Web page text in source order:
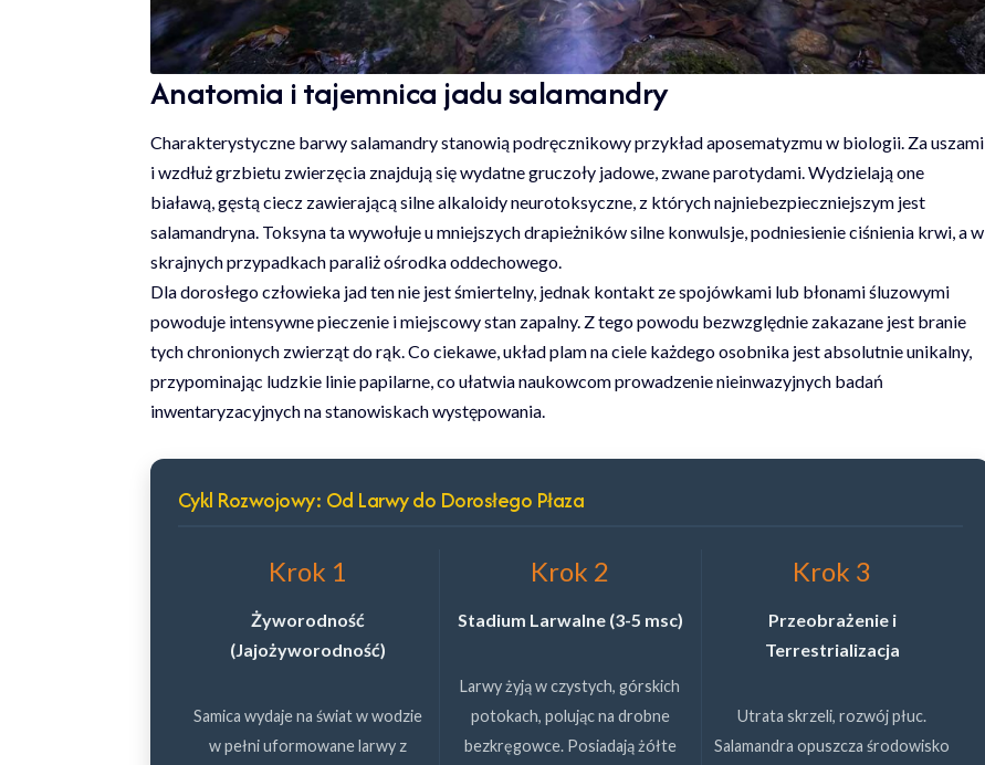
Anatomia i tajemnica jadu salamandry
Charakterystyczne barwy salamandry stanowią podręcznikowy przykład aposematyzmu w biologii. Za uszami
i wzdłuż grzbietu zwierzęcia znajdują się wydatne gruczoły jadowe, zwane parotydami. Wydzielają one
białawą, gęstą ciecz zawierającą silne alkaloidy neurotoksyczne, z których najniebezpieczniejszym jest
salamandryna. Toksyna ta wywołuje u mniejszych drapieżników silne konwulsje, podniesienie ciśnienia krwi, a w
skrajnych przypadkach paraliż ośrodka oddechowego.
Dla dorosłego człowieka jad ten nie jest śmiertelny, jednak kontakt ze spojówkami lub błonami śluzowymi
powoduje intensywne pieczenie i miejscowy stan zapalny. Z tego powodu bezwzględnie zakazane jest branie
tych chronionych zwierząt do rąk. Co ciekawe, układ plam na ciele każdego osobnika jest absolutnie unikalny,
przypominając ludzkie linie papilarne, co ułatwia naukowcom prowadzenie nieinwazyjnych badań
inwentaryzacyjnych na stanowiskach występowania.
Cykl Rozwojowy: Od Larwy do Dorosłego Płaza
Krok 1
Żyworodność
(Jajożyworodność)
Samica wydaje na świat w wodzie
w pełni uformowane larwy z
Krok 2
Stadium Larwalne (3-5 msc)
Larwy żyją w czystych, górskich
potokach, polując na drobne
bezkręgowce. Posiadają żółte
Krok 3
Przeobrażenie i
Terrestrializacja
Utrata skrzeli, rozwój płuc.
Salamandra opuszcza środowisko